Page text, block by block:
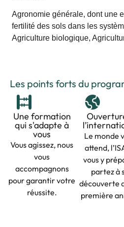
Agronomie générale, dont une
fertilité des sols dans les
Agriculture biologique,
Les points forts du
Une formation
qui s'adapte à
vous
Vous agissez, nous
vous
accompagnons
pour garantir votre
réussite.
Le monde
attend,
vous y
partez à
découverte
première